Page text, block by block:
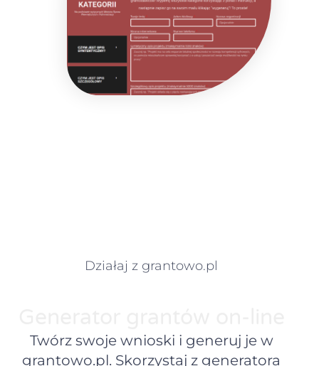
Działaj z grantowo.pl
Twórz swoje wnioski i generuj je w
grantowo.pl. Skorzystaj z generatora